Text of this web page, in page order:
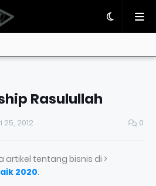
Rasulullah
25, 2012 0
tentang bisnis di >
2020.